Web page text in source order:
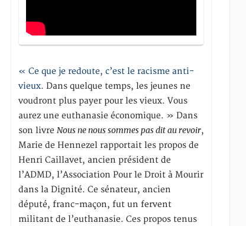
« Ce que je redoute, c’est le racisme anti-
vieux. Dans quelque temps, les jeunes ne
voudront plus payer pour les vieux. Vous
aurez une euthanasie économique. » Dans
son livreNous ne nous sommes pas dit au revoir,
Marie de Hennezel rapportait les propos de
Henri Caillavet, ancien président de
l’ADMD, l’Association Pour le Droit à Mourir
dans la Dignité. Ce sénateur, ancien
député, franc-maçon, fut un fervent
militant de l’euthanasie. Ces propos tenus